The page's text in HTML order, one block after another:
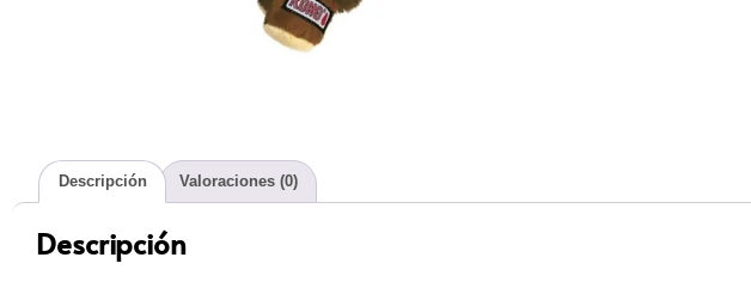
Descripción Valoraciones (0)
Descripción